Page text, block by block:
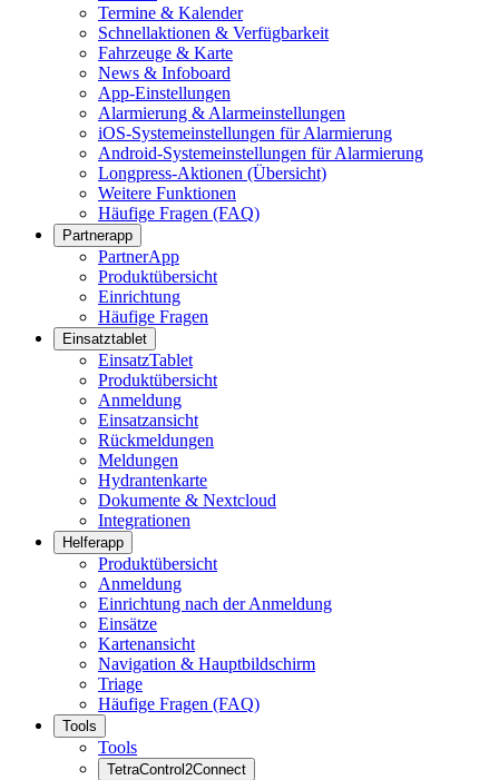
Termine & Kalender
Schnellaktionen & Verfügbarkeit
Fahrzeuge & Karte
News & Infoboard
App-Einstellungen
Alarmierung & Alarmeinstellungen
iOS-Systemeinstellungen für Alarmierung
Android-Systemeinstellungen für Alarmierung
Longpress-Aktionen (Übersicht)
Weitere Funktionen
Häufige Fragen (FAQ)
Partnerapp
PartnerApp
Produktübersicht
Einrichtung
Häufige Fragen
Einsatztablet
EinsatzTablet
Produktübersicht
Anmeldung
Einsatzansicht
Rückmeldungen
Meldungen
Hydrantenkarte
Dokumente & Nextcloud
Integrationen
Helferapp
Produktübersicht
Anmeldung
Einrichtung nach der Anmeldung
Einsätze
Kartenansicht
Navigation & Hauptbildschirm
Triage
Häufige Fragen (FAQ)
Tools
Tools
TetraControl2Connect